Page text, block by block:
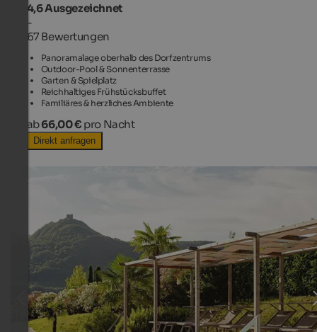
4,6Ausgezeichnet
-
67 Bewertungen
Panoramalage oberhalb des Dorfzentrums
Outdoor-Pool & Sonnenterrasse
Garten & Spielplatz
Reichhaltiges Frühstücksbuffet
Familiäres & herzliches Ambiente
ab66,00 € pro Nacht
Direkt anfragen